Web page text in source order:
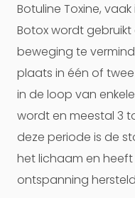
Botuline Toxine,
Botox wordt
beweging te
plaats in één of
in de loop van
wordt en meestal 3
deze periode is de
het lichaam en heeft
ontspanning